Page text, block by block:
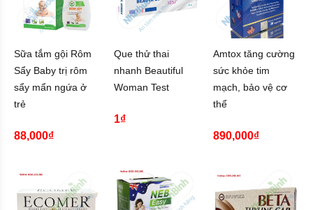
Sữa tắm gội Rôm
Sẩy Baby trị rôm
sẩy mẩn ngứa ở
trẻ
88,000₫
Que thử thai
nhanh Beautiful
Woman Test
1₫
Amtox tăng cường
sức khỏe tim
mạch, bảo vệ cơ
thể
890,000₫